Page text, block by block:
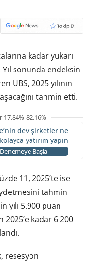
kadar yukarı
sonunda endeksin
UBS, 2025 yılının
tahmin etti.
82.16%
dev şirketlerine
kolayca yatırım yapın
Denemeye Başla
11, 2025’te ise
tahmin
yılı 5.900 puan
2025’e kadar 6.200
resesyon